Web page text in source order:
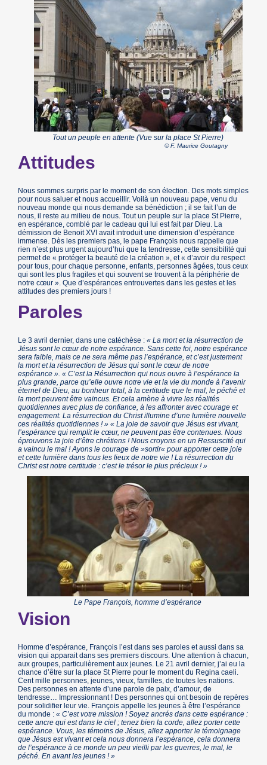
Tout un peuple en attente (Vue sur la place St Pierre)
© F. Maurice Goutagny
Attitudes
Nous sommes surpris par le moment de son élection. Des mots simples
pour nous saluer et nous accueillir. Voilà un nouveau pape, venu du
nouveau monde qui nous demande sa bénédiction ; il se fait l’un de
nous, il reste au milieu de nous. Tout un peuple sur la place St Pierre,
en espérance, comblé par le cadeau qui lui est fait par Dieu. La
démission de Benoit XVI avait introduit une dimension d’espérance
immense. Dès les premiers pas, le pape François nous rappelle que
rien n’est plus urgent aujourd’hui que la tendresse, cette sensibilité qui
permet de « protéger la beauté de la création », et « d’avoir du respect
pour tous, pour chaque personne, enfants, personnes âgées, tous ceux
qui sont les plus fragiles et qui souvent se trouvent à la périphérie de
notre cœur ». Que d’espérances entrouvertes dans les gestes et les
attitudes des premiers jours !
Paroles
Le 3 avril dernier, dans une catéchèse :« La mort et la résurrection de
Jésus sont le cœur de notre espérance. Sans cette foi, notre espérance
sera faible, mais ce ne sera même pas l’espérance, et c’est justement
la mort et la résurrection de Jésus qui sont le cœur de notre
espérance ». « C’est la Résurrection qui nous ouvre à l’espérance la
plus grande, parce qu’elle ouvre notre vie et la vie du monde à l’avenir
éternel de Dieu, au bonheur total, à la certitude que le mal, le péché et
la mort peuvent être vaincus. Et cela amène à vivre les réalités
quotidiennes avec plus de confiance, à les affronter avec courage et
engagement. La résurrection du Christ illumine d’une lumière nouvelle
ces réalités quotidiennes ! » « La joie de savoir que Jésus est vivant,
l’espérance qui remplit le cœur, ne peuvent pas être contenues. Nous
éprouvons la joie d’être chrétiens ! Nous croyons en un Ressuscité qui
a vaincu le mal ! Ayons le courage de »sortir« pour apporter cette joie
et cette lumière dans tous les lieux de notre vie ! La résurrection du
Christ est notre certitude : c’est le trésor le plus précieux ! »
Le Pape François, homme d’espérance
Vision
Homme d’espérance, François l’est dans ses paroles et aussi dans sa
vision qui apparait dans ses premiers discours. Une attention à chacun,
aux groupes, particulièrement aux jeunes. Le 21 avril dernier, j’ai eu la
chance d’être sur la place St Pierre pour le moment du Regina caeli.
Cent mille personnes, jeunes, vieux, familles, de toutes les nations.
Des personnes en attente d’une parole de paix, d’amour, de
tendresse… Impressionnant ! Des personnes qui ont besoin de repères
pour solidifier leur vie. François appelle les jeunes à être l’espérance
du monde :« C’est votre mission ! Soyez ancrés dans cette espérance :
cette ancre qui est dans le ciel ; tenez bien la corde, allez porter cette
espérance. Vous, les témoins de Jésus, allez apporter le témoignage
que Jésus est vivant et cela nous donnera l’espérance, cela donnera
de l’espérance à ce monde un peu vieilli par les guerres, le mal, le
péché. En avant les jeunes ! »